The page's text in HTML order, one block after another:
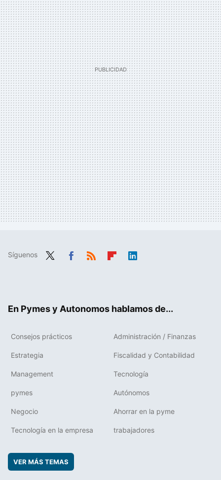
Síguenos
En Pymes y Autonomos hablamos de...
Consejos prácticos Administración / Finanzas
Estrategia Fiscalidad y Contabilidad
Management Tecnología
pymes Autónomos
Negocio Ahorrar en la pyme
Tecnología en la empresa trabajadores
VER MÁS TEMAS